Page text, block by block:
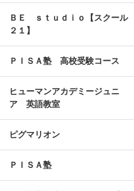
ＢＥ ｓｔｕｄｉｏ【スクール
２１】
ＰＩＳＡ塾 高校受験コース
ヒューマンアカデミージュニ
ア 英語教室
ピグマリオン
ＰＩＳＡ塾